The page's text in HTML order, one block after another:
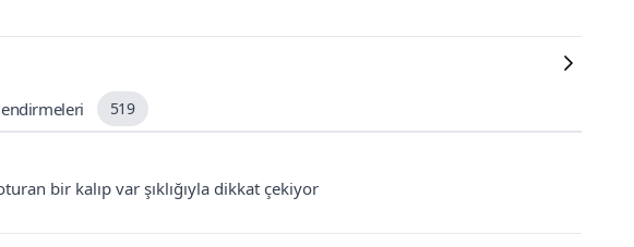
519
bir kalıp var şıklığıyla dikkat çekiyor